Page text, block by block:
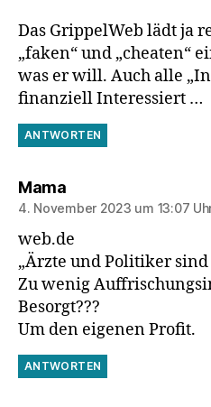
Das GrippelWeb lädt ja
„faken“ und „cheaten“
was er will. Auch alle
finanziell Interessiert …
ANTWORTEN
Mamasagt:
4. November 2023 um 13:07
web.de
„Ärzte und Politiker sind
Zu wenig
Besorgt???
Um den eigenen Profit.
ANTWORTEN